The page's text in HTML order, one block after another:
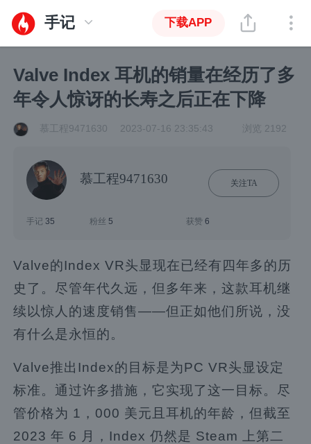
手记 下载APP
Valve Index 耳机的销量在经历了多
年令人惊讶的长寿之后正在下降
慕工程9471630 2023-07-16 23:35:43 浏览 2192
慕工程9471630 关注TA
手记35 粉丝5 获赞 6
Valve的Index VR头显现在已经有四年多的历
史了。尽管年代久远，但多年来，这款耳机继
续以惊人的速度销售——但正如他们所说，没
有什么是永恒的。
Valve推出Index的目标是为PC VR头显设定
标准。通过许多措施，它实现了这一目标。尽
管价格为 1，000 美元且耳机的年龄，但截至
2023 年 6 月，Index 仍然是 Steam 上第二